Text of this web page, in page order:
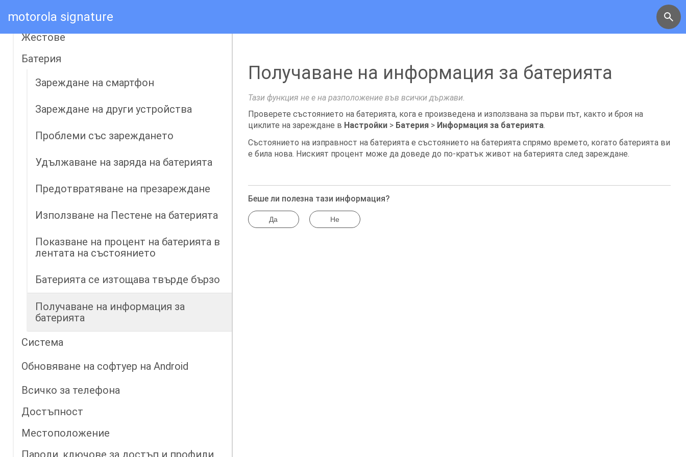
motorola signature
Получаване на информация за батерията
Тази функция не е на разположение във всички държави.
Проверете състоянието на батерията, кога е произведена и използвана за първи път, както и броя на
циклите на зареждане в Настройки> Батерия> Информация за батерията.
Състоянието на изправност на батерията е състоянието на батерията спрямо времето, когато батерията ви
е била нова. Ниският процент може да доведе до по-кратък живот на батерията след зареждане.
Беше ли полезна тази информация?
Да Не
Начален и заключен екран
Жестове
Батерия
Зареждане на смартфон
Зареждане на други устройства
Проблеми със зареждането
Удължаване на заряда на батерията
Предотвратяване на презареждане
Използване на Пестене на батерията
Показване на процент на батерията в
лентата на състоянието
Батерията се изтощава твърде бързо
Получаване на информация за
батерията
Система
Обновяване на софтуер на Android
Всичко за телефона
Достъпност
Местоположение
Пароли, ключове за достъп и профили